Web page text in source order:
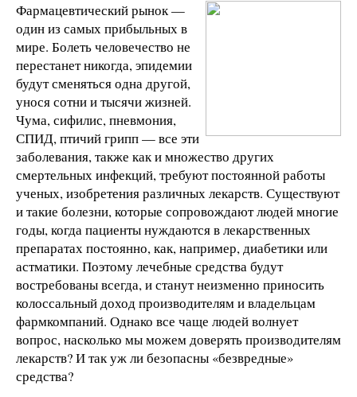
Фармацевтический рынок —
один из самых прибыльных в
мире. Болеть человечество не
перестанет никогда, эпидемии
будут сменяться одна другой,
унося сотни и тысячи жизней.
Чума, сифилис, пневмония,
СПИД, птичий грипп — все эти
заболевания, также как и множество других
смертельных инфекций, требуют постоянной работы
ученых, изобретения различных лекарств. Существуют
и такие болезни, которые сопровождают людей многие
годы, когда пациенты нуждаются в лекарственных
препаратах постоянно, как, например, диабетики или
астматики. Поэтому лечебные средства будут
востребованы всегда, и станут неизменно приносить
колоссальный доход производителям и владельцам
фармкомпаний. Однако все чаще людей волнует
вопрос, насколько мы можем доверять производителям
лекарств? И так уж ли безопасны «безвредные»
средства?